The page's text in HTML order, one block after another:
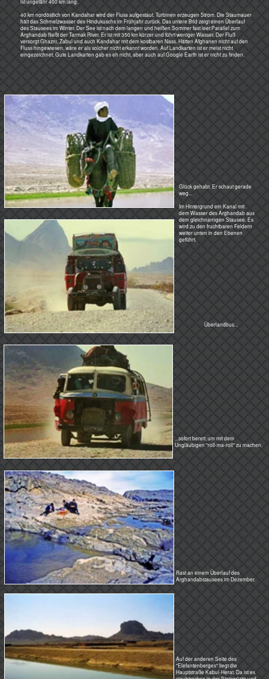
Auf einem der Wochenendausflüge mit den afghanischen Counterparts - die armen Kerle schliefen immer ja 3
Wochen lang auf dem Fußboden in der Vermittlungsstelle - zeigen sie mir diese sechsstöckige Lehmburg. 3
Stockwerke über und 3 unter der Erde. An der tiefsten Stelle war immer noch Wasser in der Zisterne, kühl und
frisch.
Die umliegenden Berghänge waren säuberlich von Sand und Geröll gereinigt und versorgten die mehr als 500
Bewohner mit dem kostbaren Nass bei seltenen Niederschlägen. Jeweils eine Sippe, ein Stamm bewohnten so
eine Burg. Ziegen, Kamele, Maultiere, Pferde kamen mit in das leicht zu verteidigende Domizil. In den heißen
Sommern war es durch die dicken Lehmmauern angenehm kühl, im Winter nicht kalt.
Mitte Januar und der Frühling ist
zu Ende. Das Land vertrocknet,
Niederschläge gibt es nicht mehr,
Soldaten sind überall auf der
Welt arme Schweine, besonders
aber diese Hungerleider hier um
1970 herum in Afghanistan.
Sie haben dicke Mäntel an und
sprichwörtliche Strich in der
Landschaft.
Home < Kandahar Laschkagar >